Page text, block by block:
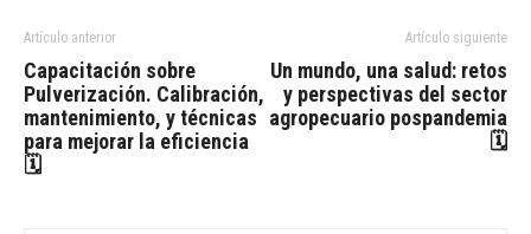
Artículo anterior
Capacitación sobre
Pulverización. Calibración,
mantenimiento, y técnicas
para mejorar la eficiencia
🗓
Artículo siguiente
Un mundo, una salud: retos
y perspectivas del sector
agropecuario pospandemia
🗓